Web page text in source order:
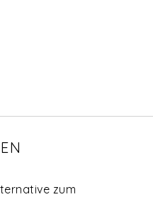
zum